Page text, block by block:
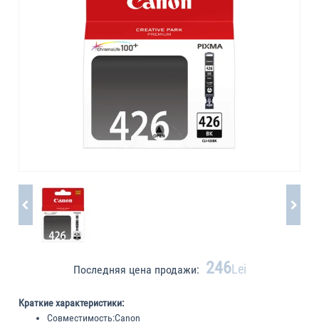
Последняя цена продажи: 246Lei
Краткие характеристики:
Совместимость:Canon